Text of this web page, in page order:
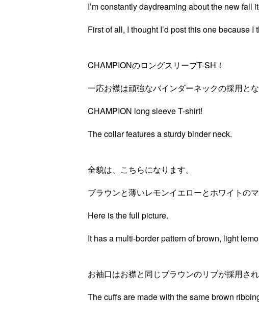
I’m constantly daydreaming about the new fall
First of all, I thought I’d post this one because I
CHAMPIONのロングスリーブT-SH！
一応お襟は頑強なバインダーネックの採用とな
CHAMPION long sleeve T-shirt!
The collar features a sturdy binder neck.
全貌は、こちらになります。
ブラウンと薄いレモンイエローとホワイトの
Here is the full picture.
It has a multi-border pattern of brown, light
お袖口はお襟と同じブラウンのリブが採用され
The cuffs are made with the same brown